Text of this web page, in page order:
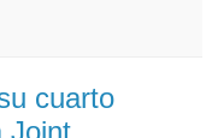
cuarto
Joint